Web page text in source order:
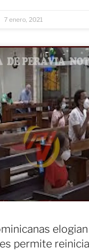
7 enero, 2021
permite